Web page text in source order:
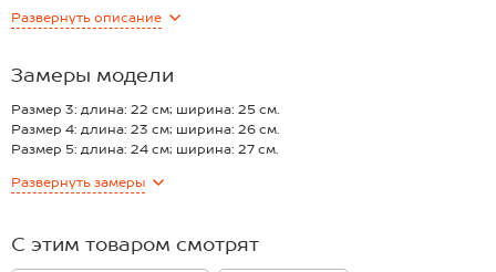
ткани. Благодаря эластану в составе топ отлично тянется и
дарит идеальную посадку. Мягкие тонкие лямки не давят и не
спадают во время активных движений. Повседневный хлопковый
бюстик подходит на каждый день.
Развернуть описание
Замеры модели
Размер 3: длина: 22 см; ширина: 25 см.
Размер 4: длина: 23 см; ширина: 26 см.
Размер 5: длина: 24 см; ширина: 27 см.
Размер 7: длина: 26 см; ширина: 30 см.
Развернуть замеры
С этим товаром смотрят